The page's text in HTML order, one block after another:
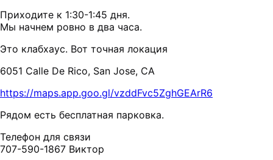
Приходите к 1:30-1:45 дня.
Мы начнем ровно в два часа.
Это клабхаус. Вот точная локация
6051 Calle De Rico, San Jose, CA
https://maps.app.goo.gl/vzddFvc5ZghGEArR6
Рядом есть бесплатная парковка.
Телефон для связи
707-590-1867 Виктор